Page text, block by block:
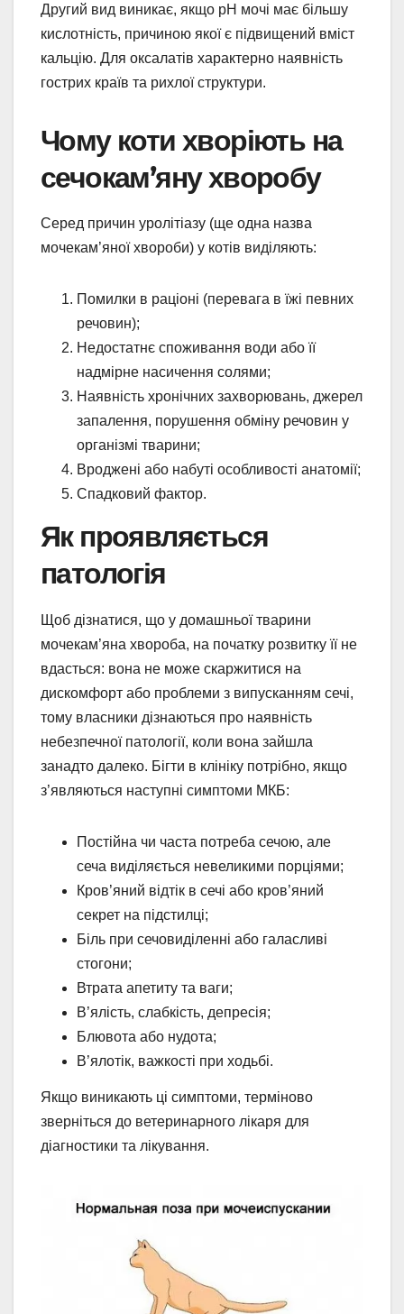
Другий вид виникає, якщо рН мочі має більшу
кислотність, причиною якої є підвищений вміст
кальцію. Для оксалатів характерно наявність
гострих країв та рихлої структури.
Чому коти хворіють на
сечокам’яну хворобу
Серед причин уролітіазу (ще одна назва
мочекам’яної хвороби) у котів виділяють:
Помилки в раціоні (перевага в їжі певних
речовин);
Недостатнє споживання води або її
надмірне насичення солями;
Наявність хронічних захворювань, джерел
запалення, порушення обміну речовин у
організмі тварини;
Вроджені або набуті особливості анатомії;
Спадковий фактор.
Як проявляється
патологія
Щоб дізнатися, що у домашньої тварини
мочекам’яна хвороба, на початку розвитку її не
вдасться: вона не може скаржитися на
дискомфорт або проблеми з випусканням сечі,
тому власники дізнаються про наявність
небезпечної патології, коли вона зайшла
занадто далеко. Бігти в клініку потрібно, якщо
з’являються наступні симптоми МКБ:
Постійна чи часта потреба сечою, але
сеча виділяється невеликими порціями;
Кров’яний відтік в сечі або кров’яний
секрет на підстилці;
Біль при сечовиділенні або галасливі
стогони;
Втрата апетиту та ваги;
В’ялість, слабкість, депресія;
Блювота або нудота;
В’ялотік, важкості при ходьбі.
Якщо виникають ці симптоми, терміново
зверніться до ветеринарного лікаря для
діагностики та лікування.